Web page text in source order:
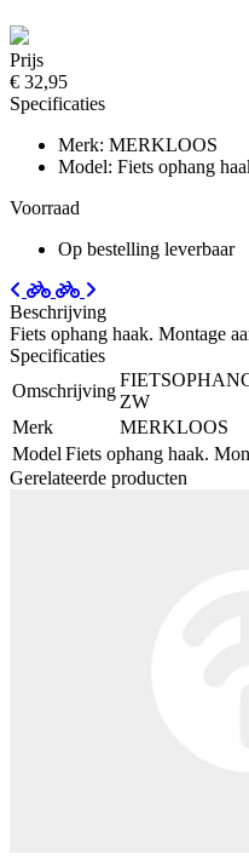
Prijs
€ 32,95
Specificaties
Merk: MERKLOOS
Model: Fiets ophang
Voorraad
Op bestelling leverbaar
Beschrijving
Fiets ophang haak. Montage
Specificaties
Omschrijving
ZW
Merk
MERKLOOS
Model Fiets ophang haak.
Gerelateerde producten